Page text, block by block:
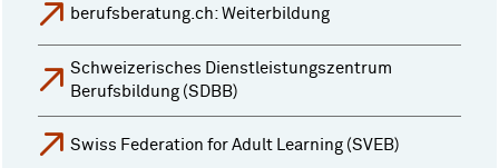
berufsberatung.ch: Weiterbildung
Schweizerisches Dienstleistungszentrum
Berufsbildung (SDBB)
Swiss Federation for Adult Learning (SVEB)